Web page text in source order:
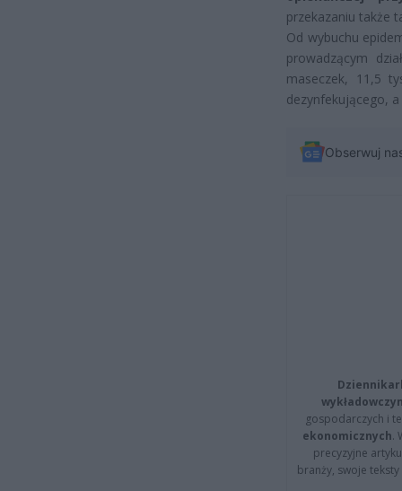
przekazaniu także
Od wybuchu
prowadzącym
maseczek, 11,5
dezynfekującego,
Obserwuj
gospodarczych i
ekonomicznych.
precyzyjne
branży, swoje